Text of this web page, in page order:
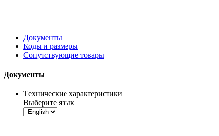
Документы
Коды и размеры
Сопутствующие товары
Документы
Tехнические характеристики
Выберите язык